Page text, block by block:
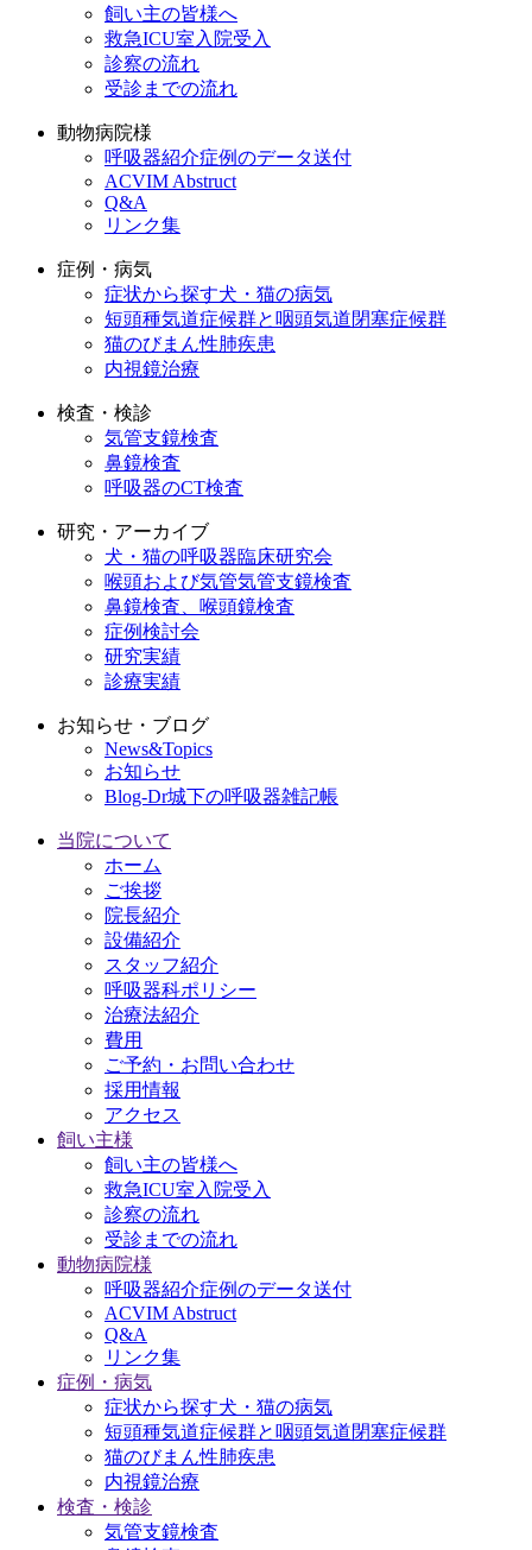
飼い主の皆様へ
救急ICU室入院受入
診察の流れ
受診までの流れ
動物病院様
呼吸器紹介症例のデータ送付
ACVIM Abstruct
Q&A
リンク集
症例・病気
症状から探す犬・猫の病気
短頭種気道症候群と咽頭気道閉塞症候群
猫のびまん性肺疾患
内視鏡治療
検査・検診
気管支鏡検査
鼻鏡検査
呼吸器のCT検査
研究・アーカイブ
犬・猫の呼吸器臨床研究会
喉頭および気管気管支鏡検査
鼻鏡検査、喉頭鏡検査
症例検討会
研究実績
診療実績
お知らせ・ブログ
News&Topics
お知らせ
Blog-Dr城下の呼吸器雑記帳
当院について
ホーム
ご挨拶
院長紹介
設備紹介
スタッフ紹介
呼吸器科ポリシー
治療法紹介
費用
ご予約・お問い合わせ
採用情報
アクセス
飼い主様
飼い主の皆様へ
救急ICU室入院受入
診察の流れ
受診までの流れ
動物病院様
呼吸器紹介症例のデータ送付
ACVIM Abstruct
Q&A
リンク集
症例・病気
症状から探す犬・猫の病気
短頭種気道症候群と咽頭気道閉塞症候群
猫のびまん性肺疾患
内視鏡治療
検査・検診
気管支鏡検査